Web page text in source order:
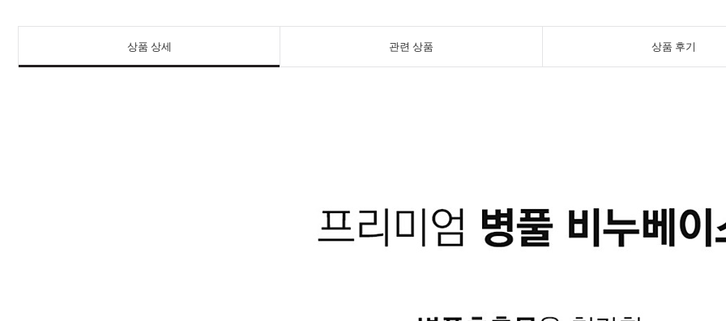
상품 상세 관련 상품 상품 후기